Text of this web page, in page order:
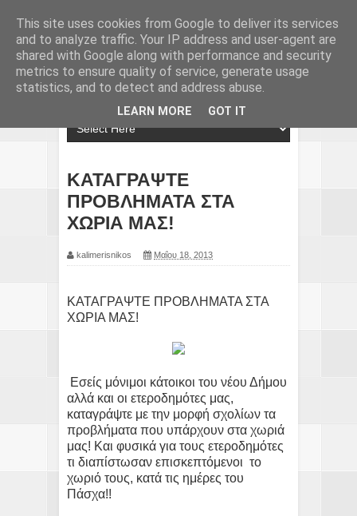
ΚΑΤΑΓΡΑΨΤΕ
ΠΡΟΒΛΗΜΑΤΑ ΣΤΑ
ΧΩΡΙΑ ΜΑΣ!
kalimerisnikos Μαΐου 18, 2013
ΚΑΤΑΓΡΑΨΤΕ ΠΡΟΒΛΗΜΑΤΑ ΣΤΑ
ΧΩΡΙΑ ΜΑΣ!
Εσείς μόνιμοι κάτοικοι του νέου Δήμου
αλλά και οι ετεροδημότες μας,
καταγράψτε με την μορφή σχολίων τα
προβλήματα που υπάρχουν στα χωριά
μας! Και φυσικά για τους ετεροδημότες
τι διαπίστωσαν επισκεπτόμενοι το
χωριό τους, κατά τις ημέρες του
Πάσχα!!
This site uses cookies from Google to deliver its services
and to analyze traffic. Your IP address and user-agent are
shared with Google along with performance and security
metrics to ensure quality of service, generate usage
statistics, and to detect and address abuse.
LEARN MORE GOT IT